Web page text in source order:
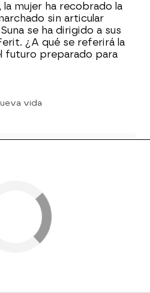
mujer ha recobrado la
sin articular
se ha dirigido a sus
¿A qué se referirá la
futuro preparado para
vida